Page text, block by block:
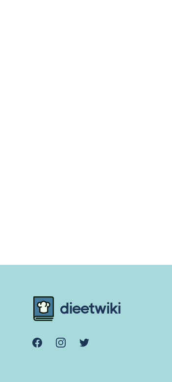
dieetwiki
FacebookInstagramTwitter